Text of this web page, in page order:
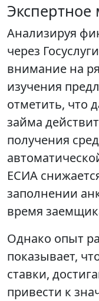
Анализируя
через
внимание на
изучения
отметить, что
займа
получения
ЕСИА
заполнении
время
Однако опыт
показывает,
ставки,
привести к